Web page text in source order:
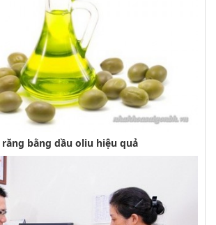
bằng dầu oliu hiệu quả